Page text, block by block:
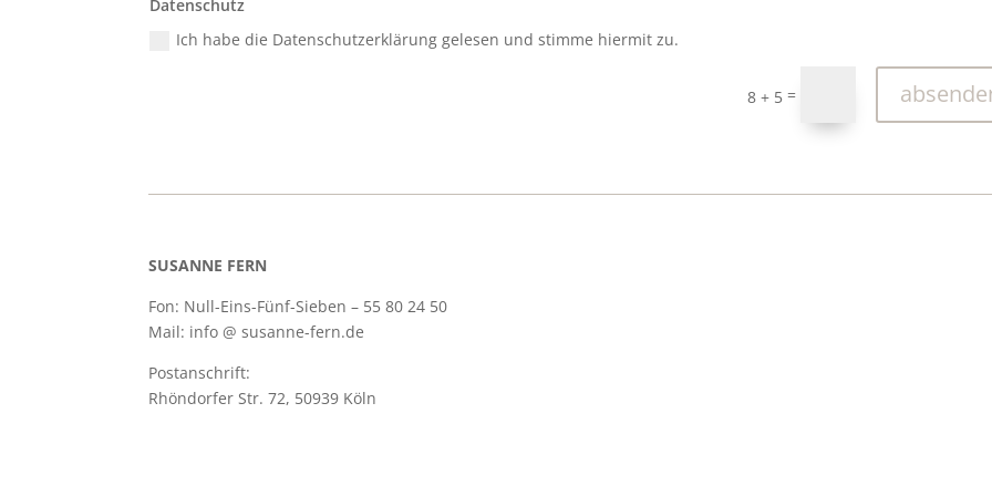
Datenschutz
Ich habe die Datenschutzerklärung gelesen und stimme hiermit zu.
8 + 5 =
SUSANNE FERN
Fon: Null-Eins-Fünf-Sieben – 55 80 24 50
Mail: info @ susanne-fern.de
Postanschrift:
Rhöndorfer Str. 72, 50939 Köln